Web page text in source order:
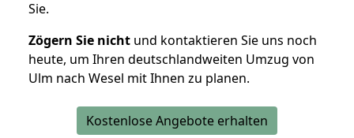
Sie.
Zögern Sie nicht und kontaktieren Sie uns noch
heute, um Ihren deutschlandweiten Umzug von
Ulm nach Wesel mit Ihnen zu planen.
Kostenlose Angebote erhalten